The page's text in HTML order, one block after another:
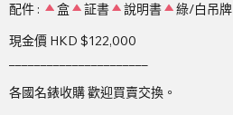
配件 :
盒 証書 說明書 綠/白吊牌
現金價 HKD $122,000
各國名錶收購 歡迎買賣交換。